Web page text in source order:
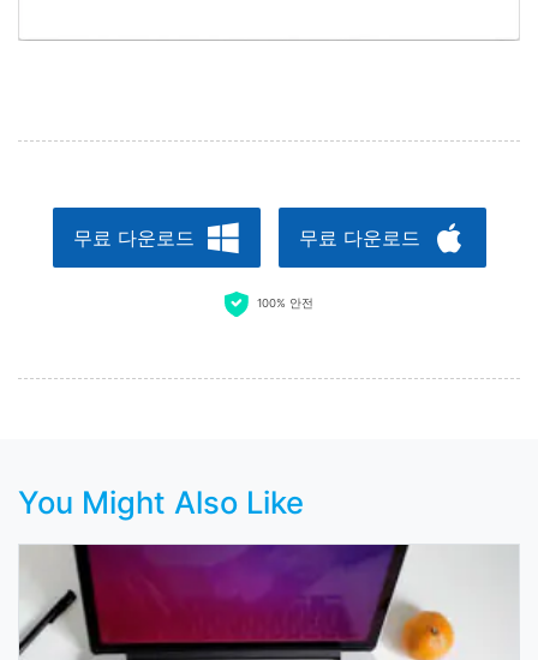
무료 다운로드 무료 다운로드
100% 안전
You Might Also Like